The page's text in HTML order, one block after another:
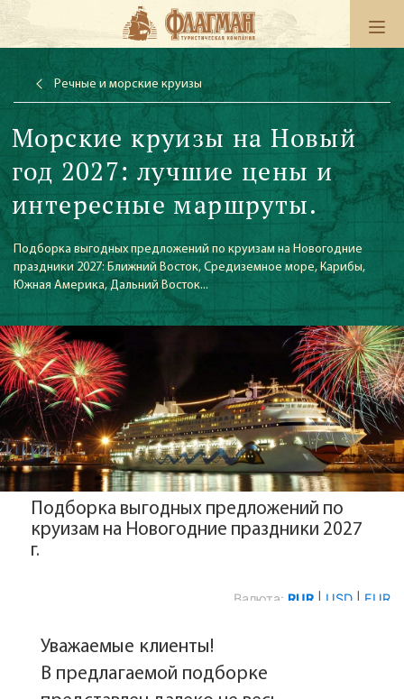
Речные и морские круизы
Морские круизы на Новый
год 2027: лучшие цены и
интересные маршруты.
Подборка выгодных предложений по круизам на Новогодние
праздники 2027: Ближний Восток, Средиземное море, Карибы,
Южная Америка, Дальний Восток...
Подборка выгодных предложений по
круизам на Новогодние праздники 2027
г.
Уважаемые клиенты!
В предлагаемой подборке